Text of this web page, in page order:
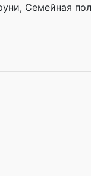
Семейная